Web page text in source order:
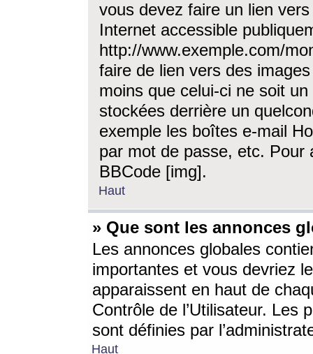
vous devez faire un lien
Internet accessible
http://www.exemple.com/
faire de lien vers des
moins que celui-ci ne soit
stockées derrière un
exemple les boîtes e-mail
par mot de passe, etc. Pour
BBCode [img].
Haut
» Que sont les annonces
Les annonces globales
importantes et vous devriez
apparaissent en haut de
Contrôle de l’Utilisateur. Les
sont définies par
Haut